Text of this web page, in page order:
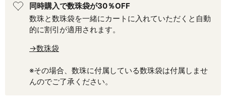
同時購入で数珠袋が30％OFF
数珠と数珠袋を一緒にカートに入れていただくと自動
的に割引が適用されます。
→数珠袋
※その場合、数珠に付属している数珠袋は付属しませ
んのでご了承ください。